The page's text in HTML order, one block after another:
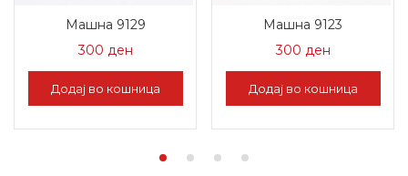
Машна 9129
300 ден
Додај во кошница
Машна 9123
300 ден
Додај во кошница